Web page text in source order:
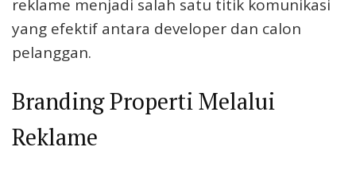
reklame menjadi salah satu titik komunikasi
yang efektif antara developer dan calon
pelanggan.
Branding Properti Melalui
Reklame